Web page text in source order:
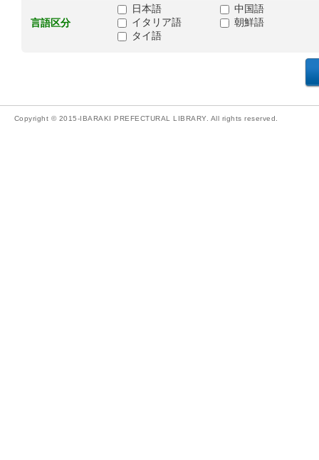
言語区分
日本語
中国語
イタリア語
朝鮮語
タイ語
Copyright © 2015-IBARAKI PREFECTURAL LIBRARY. All rights reserved.